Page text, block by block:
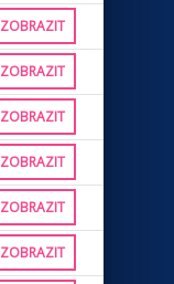
ZOBRAZIT
ZOBRAZIT
ZOBRAZIT
ZOBRAZIT
ZOBRAZIT
ZOBRAZIT